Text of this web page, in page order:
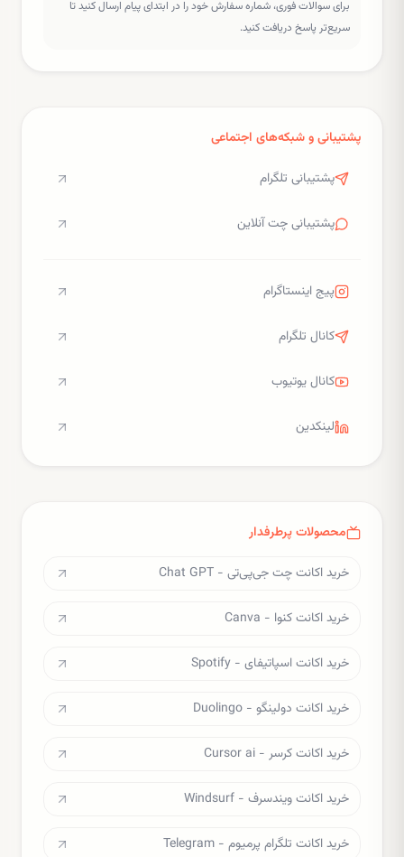
برای سوالات فوری، شماره سفارش خود را در ابتدای پیام ارسال کنید تا
سریع‌تر پاسخ دریافت کنید.
پشتیبانی و شبکه‌های اجتماعی
پشتیبانی تلگرام
پشتیبانی چت آنلاین
پیج اینستاگرام
کانال تلگرام
کانال یوتیوب
لینکدین
محصولات پرطرفدار
خرید اکانت چت جی‌پی‌تی - Chat GPT
خرید اکانت کنوا - Canva
خرید اکانت اسپاتیفای - Spotify
خرید اکانت دولینگو - Duolingo
خرید اکانت کرسر - Cursor ai
خرید اکانت ویندسرف - Windsurf
خرید اکانت تلگرام پرمیوم - Telegram